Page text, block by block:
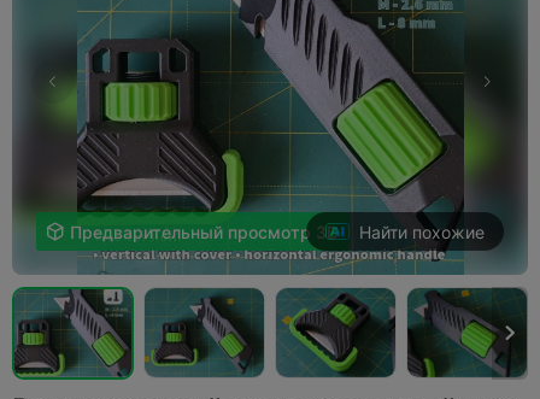
 Предварительный просмотр 3D Найти похожие
